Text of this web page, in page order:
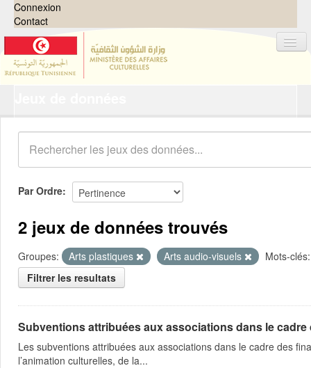
Connexion
Contact
Organisations
Groupes
Demandes 0
À propos
Par Ordre
2 jeux de données trouvés
Groupes: Arts plastiques Arts audio-visuels
Mots-clés:
Filtrer les resultats
Subventions attribuées aux associations dans le
Les subventions attribuées aux associations dans le cadre des
l’animation culturelles, de la...